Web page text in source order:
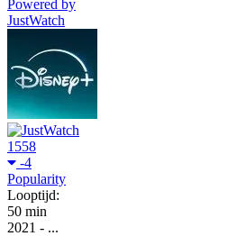
Powered by
JustWatch
1558
-4
Popularity
Looptijd:
50 min
2021 - ...